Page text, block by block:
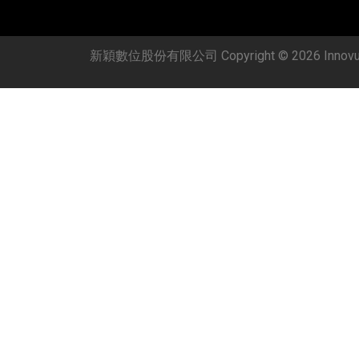
新穎數位股份有限公司 Copyright © 2026